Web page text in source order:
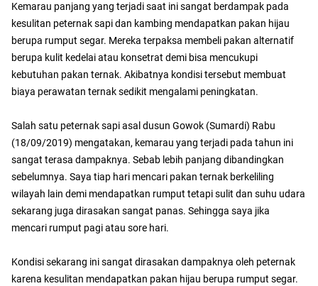
Kemarau panjang yang terjadi saat ini sangat berdampak pada
kesulitan peternak sapi dan kambing mendapatkan pakan hijau
berupa rumput segar. Mereka terpaksa membeli pakan alternatif
berupa kulit kedelai atau konsetrat demi bisa mencukupi
kebutuhan pakan ternak. Akibatnya kondisi tersebut membuat
biaya perawatan ternak sedikit mengalami peningkatan.
Salah satu peternak sapi asal dusun Gowok (Sumardi) Rabu
(18/09/2019) mengatakan, kemarau yang terjadi pada tahun ini
sangat terasa dampaknya. Sebab lebih panjang dibandingkan
sebelumnya. Saya tiap hari mencari pakan ternak berkeliling
wilayah lain demi mendapatkan rumput tetapi sulit dan suhu udara
sekarang juga dirasakan sangat panas. Sehingga saya jika
mencari rumput pagi atau sore hari.
Kondisi sekarang ini sangat dirasakan dampaknya oleh peternak
karena kesulitan mendapatkan pakan hijau berupa rumput segar.